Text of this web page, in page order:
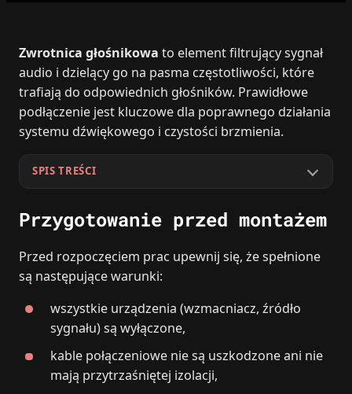
Zwrotnica głośnikowa to element filtrujący sygnał
audio i dzielący go na pasma częstotliwości, które
trafiają do odpowiednich głośników. Prawidłowe
podłączenie jest kluczowe dla poprawnego działania
systemu dźwiękowego i czystości brzmienia.
SPIS TREŚCI
Przygotowanie przed montażem
Przed rozpoczęciem prac upewnij się, że spełnione
są następujące warunki:
wszystkie urządzenia (wzmacniacz, źródło
sygnału) są wyłączone,
kable połączeniowe nie są uszkodzone ani nie
mają przytrzaśniętej izolacji,